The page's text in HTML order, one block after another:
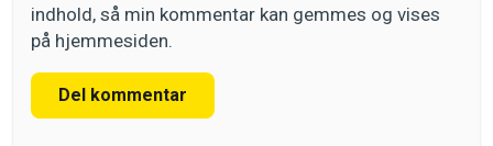
indhold, så min kommentar kan gemmes og vises
på hjemmesiden.
Del kommentar